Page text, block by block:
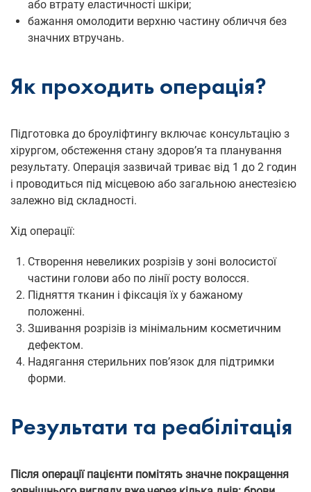
або втрату еластичності шкіри;
бажання омолодити верхню частину обличчя без
значних втручань.
Як проходить операція?
Підготовка до броуліфтингу включає консультацію з
хірургом, обстеження стану здоров’я та планування
результату. Операція зазвичай триває від 1 до 2 годин
і проводиться під місцевою або загальною анестезією
залежно від складності.
Хід операції:
Створення невеликих розрізів у зоні волосистої
частини голови або по лінії росту волосся.
Підняття тканин і фіксація їх у бажаному
положенні.
Зшивання розрізів із мінімальним косметичним
дефектом.
Надягання стерильних пов’язок для підтримки
форми.
Результати та реабілітація
Після операції пацієнти помітять значне покращення